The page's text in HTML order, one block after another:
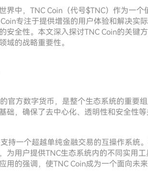
界中，TNC Coin（代号$TNC）作为一
专注于提供增强的用户体验和解决实
安全性。本文深入探讨TNC Coin的关键
域的战略重要性。
官方数字货币，是整个生态系统的重要
础，确保了去中心化、透明性和安全性等
持一个超越单纯金融交易的互操作系统
为用户提供TNC生态系统内的不同实用
用的强调，使TNC Coin成为一个面向未